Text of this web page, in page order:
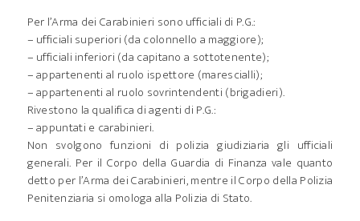
Per l’Arma dei Carabinieri sono ufficiali di P.G.:
– ufficiali superiori (da colonnello a maggiore);
– ufficiali inferiori (da capitano a sottotenente);
– appartenenti al ruolo ispettore (marescialli);
– appartenenti al ruolo sovrintendenti (brigadieri).
Rivestono la qualifica di agenti di P.G.:
– appuntati e carabinieri.
Non svolgono funzioni di polizia giudiziaria gli ufficiali
generali. Per il Corpo della Guardia di Finanza vale quanto
detto per l’Arma dei Carabinieri, mentre il Corpo della Polizia
Penitenziaria si omologa alla Polizia di Stato.